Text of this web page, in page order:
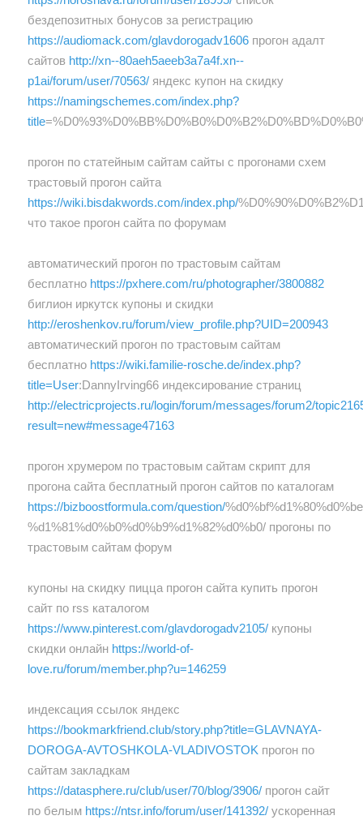
бездепозитных бонусов за регистрацию
https://audiomack.com/glavdorogadv1606 прогон адалт
сайтов http://xn--80aeh5aeeb3a7a4f.xn--
p1ai/forum/user/70563/ яндекс купон на скидку
https://namingschemes.com/index.php?
title
прогон по статейным сайтам сайты с прогонами схем
трастовый прогон сайта
https://wiki.bisdakwords.com/index.php/
что такое прогон сайта по форумам
автоматический прогон по трастовым сайтам
бесплатно https://pxhere.com/ru/photographer/3800882
биглион иркутск купоны и скидки
http://eroshenkov.ru/forum/view_profile.php?UID=200943
автоматический прогон по трастовым сайтам
бесплатно https://wiki.familie-rosche.de/index.php?
title=User:DannyIrving66 индексирование страниц
http://electricprojects.ru/login/forum/messages/forum2/
result=new#message47163
прогон хрумером по трастовым сайтам скрипт для
прогона сайта бесплатный прогон сайтов по каталогам
https://bizboostformula.com/question/
%d1%81%d0%b0%d0%b9%d1%82%d0%b0/ прогоны по
трастовым сайтам форум
купоны на скидку пицца прогон сайта купить прогон
сайт по rss каталогом
https://www.pinterest.com/glavdorogadv2105/ купоны
скидки онлайн https://world-of-
love.ru/forum/member.php?u=146259
индексация ссылок яндекс
https://bookmarkfriend.club/story.php?title=GLAVNAYA-
DOROGA-AVTOSHKOLA-VLADIVOSTOK прогон по
сайтам закладкам
https://datasphere.ru/club/user/70/blog/3906/ прогон сайт
по белым https://ntsr.info/forum/user/141392/ ускоренная